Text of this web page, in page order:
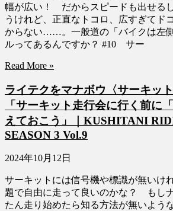
幅が広い！ だからスピードも出せる
うけれど、正直なトコロ、広すぎてド
からない……。一般道の「バイクは左
ルってあるんですか？ #10 サー
Read More »
ライテクをマナボウ〈サーキッ
「サーキット走行会に行く前に
えておこう」｜KUSHITANI
SEASON 3 Vol.9
2024年10月12日
サーキットには信号機や標識が無いけ
題で自由に走って良いのかな？ もし
たん走り始めたら知る方法が無いよ